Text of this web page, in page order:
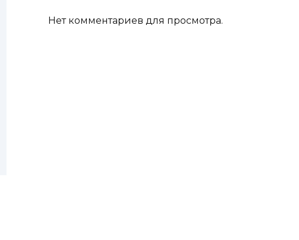
Нет комментариев для просмотра.